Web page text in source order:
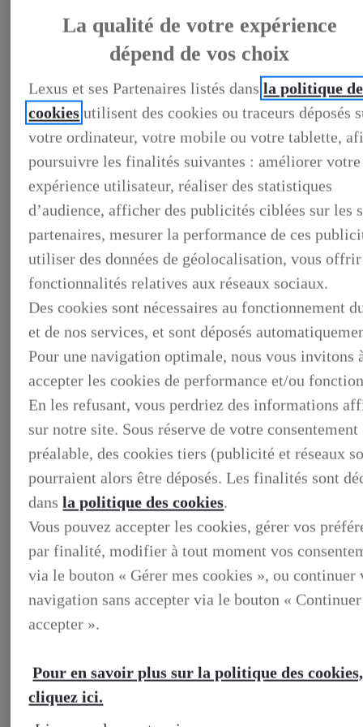
LEXUS PRÉFÉRENCE
DECOUVREZ LES VOITURES D'OCCASION
LABELLISEES LEXUS PREFERENCE
LEXUS PRÉFÉRENCE, DECOUVREZ LES VOITURES
D'OCCASION LABELLISEES LEXUS PREFERENCE
BUSINESS
LES AVANTAGES LEXUS BUSINESS
ELECTRIFIED TESTDRIVE
ELECTRIFIED PROGRAM
NOS OFFRES DU MOMENT
NOS SOLUTIONS DE FINANCEMENT
L'HYBRIDE POUR LES PROFESSIONNELS
CONTACTEZ-NOUS
BUSINESS
DECOUVREZ NOS SOLUTIONS DEDIEES AUX
PROFESSIONNELS
BUSINESS, DECOUVREZ NOS SOLUTIONS DEDIEES
ENTRETIEN & REPARATION
Entretien du vehicule
La qualité de votre expérience
dépend de vos choix
Lexus et ses Partenaires listés dansla politique
cookies utilisent des cookies ou traceurs déposés
votre ordinateur, votre mobile ou votre tablette,
poursuivre les finalités suivantes : améliorer votre
expérience utilisateur, réaliser des statistiques
d’audience, afficher des publicités ciblées sur les
partenaires, mesurer la performance de ces
utiliser des données de géolocalisation, vous offrir
fonctionnalités relatives aux réseaux sociaux.
Des cookies sont nécessaires au fonctionnement
et de nos services, et sont déposés
Pour une navigation optimale, nous vous invitons
accepter les cookies de performance et/ou
En les refusant, vous perdriez des informations
sur notre site. Sous réserve de votre consentement
préalable, des cookies tiers (publicité et réseaux
pourraient alors être déposés. Les finalités sont
dansla politique des cookies.
Vous pouvez accepter les cookies, gérer vos
par finalité, modifier à tout moment vos
via le bouton « Gérer mes cookies », ou continuer
navigation sans accepter via le bouton « Continuer
accepter ».
Pour en savoir plus sur la politique des cookies,
cliquez ici.